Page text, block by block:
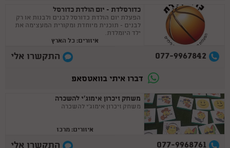
כדורסלדת - יום הולדת כדורסל
הפעלת יום הולדת כדורסל לבנים ולבנות או רק
לבנים - תוכנית מיוחדת ומקורית המעצימה את
ילד היומלדת.
איזורים: כל הארץ
077-9967842 התקשרו אלי
דברו איתי בוואטסאפ
משחק זיכרון אימוג'י להשכרה
משחק זיכרון אימוג'י להשכרה
איזורים: מרכז
077-9968761 התקשרו אלי